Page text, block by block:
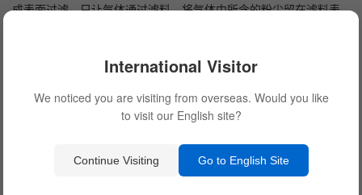
成表面过滤，只让气体通过滤料，将气体中所含的粉尘留在滤料表
经研究表明，因滤料表层的薄膜，粉尘被沉积在滤料表层而无
期。因而覆膜后的除尘滤袋具有透气量大、阻力低，过滤效率好、
容尘量大、粉尘剥离率高等优点。与传统滤料相比，过滤性能更优
常用的滤料覆膜方式主要有橡胶复配和热复合。
International Visitor
We noticed you are visiting from overseas. Would you like
to visit our English site?
Continue Visiting Go to English Site